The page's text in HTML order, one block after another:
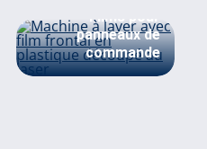
Films pour
panneaux de
commande